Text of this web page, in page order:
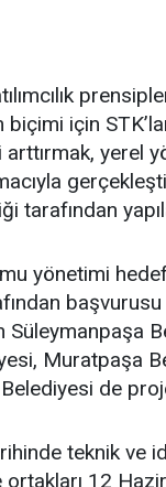
biçimi için
yerel
tarafından
yönetimi
Süleymanpaşa
Muratpaşa
de
teknik ve
12